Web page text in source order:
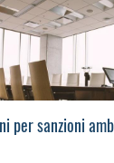
per sanzioni